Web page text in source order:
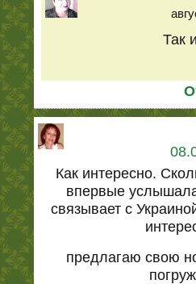
Так
Как интересно.
впервые
связывает с
предлагаю свою